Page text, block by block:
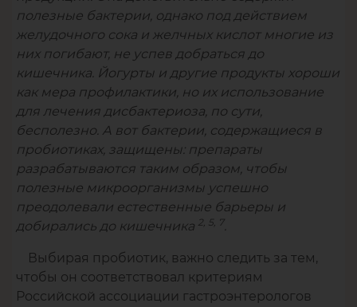
полезные бактерии, однако под действием
желудочного сока и желчных кислот многие из
них погибают, не успев добраться до
кишечника. Йогурты и другие продукты хороши
как мера профилактики, но их использование
для лечения дисбактериоза, по сути,
бесполезно. А вот бактерии, содержащиеся в
пробиотиках, защищены: препараты
разрабатываются таким образом, чтобы
полезные микроорганизмы успешно
преодолевали естественные барьеры и
добирались до кишечника 2, 5, 7.
Выбирая пробиотик, важно следить за тем,
чтобы он соответствовал критериям
Российской ассоциации гастроэнтерологов